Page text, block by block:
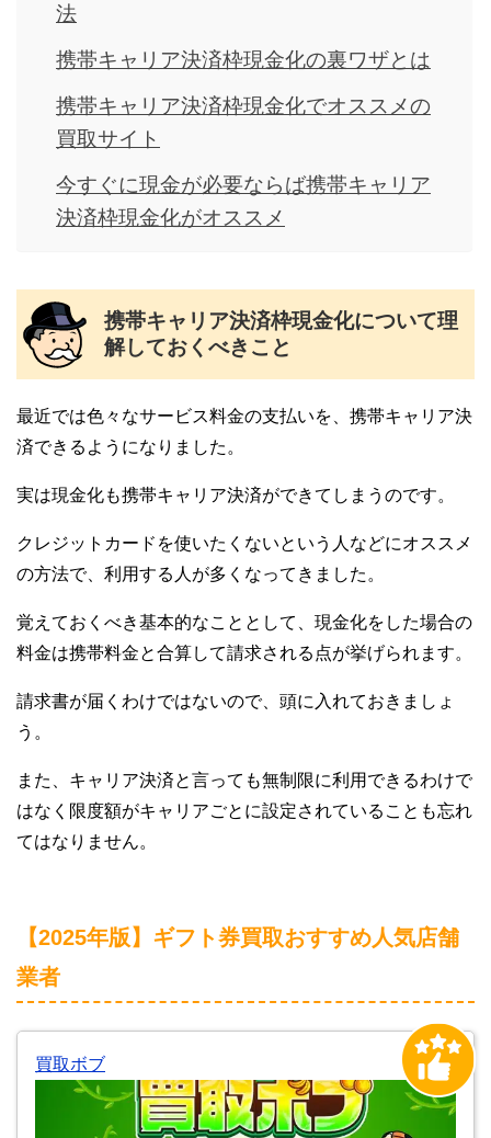
法
携帯キャリア決済枠現金化の裏ワザとは
携帯キャリア決済枠現金化でオススメの
買取サイト
今すぐに現金が必要ならば携帯キャリア
決済枠現金化がオススメ
携帯キャリア決済枠現金化について理
解しておくべきこと
最近では色々なサービス料金の支払いを、携帯キャリア決
済できるようになりました。
実は現金化も携帯キャリア決済ができてしまうのです。
クレジットカードを使いたくないという人などにオススメ
の方法で、利用する人が多くなってきました。
覚えておくべき基本的なこととして、現金化をした場合の
料金は携帯料金と合算して請求される点が挙げられます。
請求書が届くわけではないので、頭に入れておきましょ
う。
また、キャリア決済と言っても無制限に利用できるわけで
はなく限度額がキャリアごとに設定されていることも忘れ
てはなりません。
【2025年版】ギフト券買取おすすめ人気店舗
業者
買取ボブ